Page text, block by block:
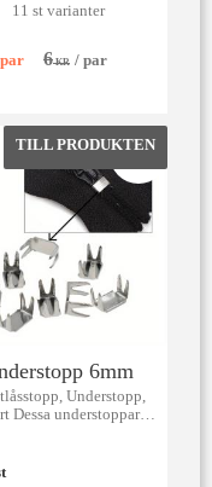
11 st varianter
par 6KR / par
6mm
Understopp,
Dessa understoppar
Lägg till